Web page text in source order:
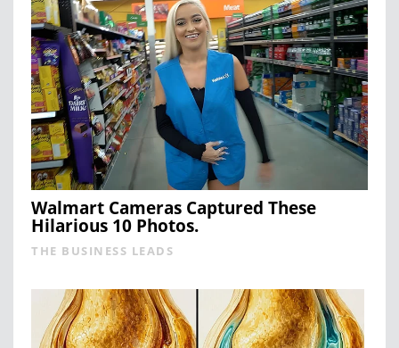
Walmart Cameras Captured These
Hilarious 10 Photos.
THE BUSINESS LEADS